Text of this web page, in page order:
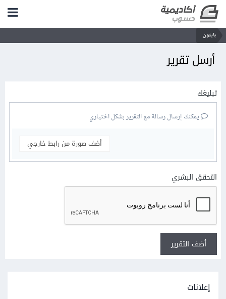
بايثون
أرسل تقرير
تبليغك
يمكنك إرسال رسالة مع التقرير بشكل اختياري
أضف صورة من رابط خارجي
التحقق البشري
أضف التقرير
إعلانات